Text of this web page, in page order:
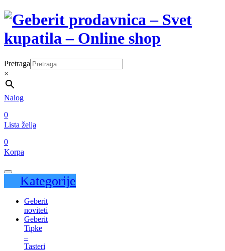
Pretraga
×
Nalog
0
Lista želja
0
Korpa
Kategorije
Geberit
noviteti
Geberit
Tipke
–
Tasteri